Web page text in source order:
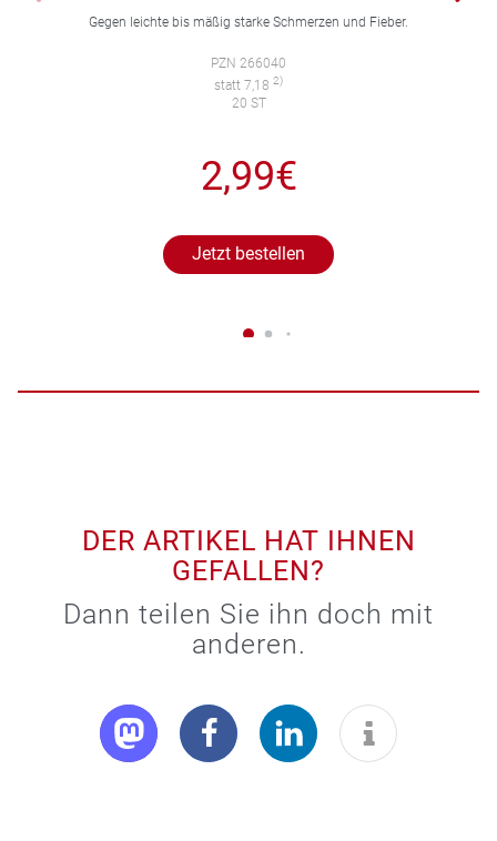
Gegen leichte bis mäßig starke Schmerzen und Fieber.
PZN 266040
statt 7,18 2)
20 ST
2,99€
Jetzt bestellen
DER ARTIKEL HAT IHNEN
GEFALLEN?
Dann teilen Sie ihn doch mit
anderen.